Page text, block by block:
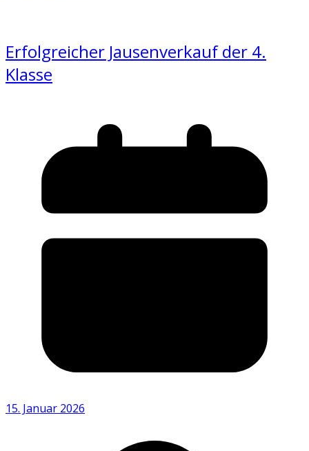
Erfolgreicher Jausenverkauf der 4.
Klasse
15. Januar 2026